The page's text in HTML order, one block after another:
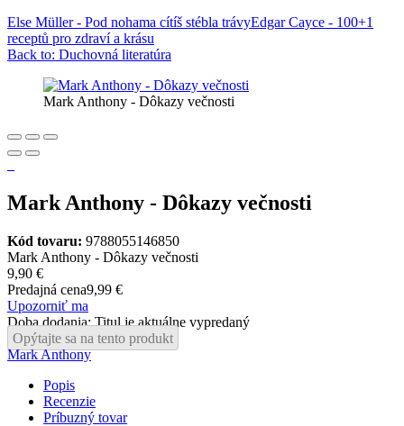
Else Müller - Pod nohama cítíš stébla trávyEdgar Cayce - 100+1
receptů pro zdraví a krásu
Back to: Duchovná literatúra
Mark Anthony - Dôkazy večnosti
Mark Anthony - Dôkazy večnosti
Kód tovaru: 9788055146850
Mark Anthony - Dôkazy večnosti
9,90 €
Predajná cena9,99 €
Upozorniť ma
Doba dodania: Titul je aktuálne vypredaný
Opýtajte sa na tento produkt
Mark Anthony
Popis
Recenzie
Príbuzný tovar